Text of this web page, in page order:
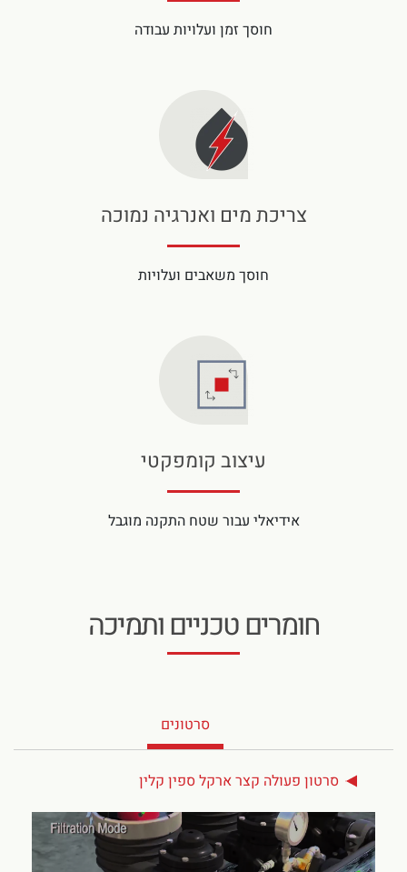
חוסך זמן ועלויות עבודה
צריכת מים ואנרגיה נמוכה
חוסך משאבים ועלויות
עיצוב קומפקטי
אידיאלי עבור שטח התקנה מוגבל
חומרים טכניים ותמיכה
סרטונים
סרטון פעולה קצר ארקל ספין קלין